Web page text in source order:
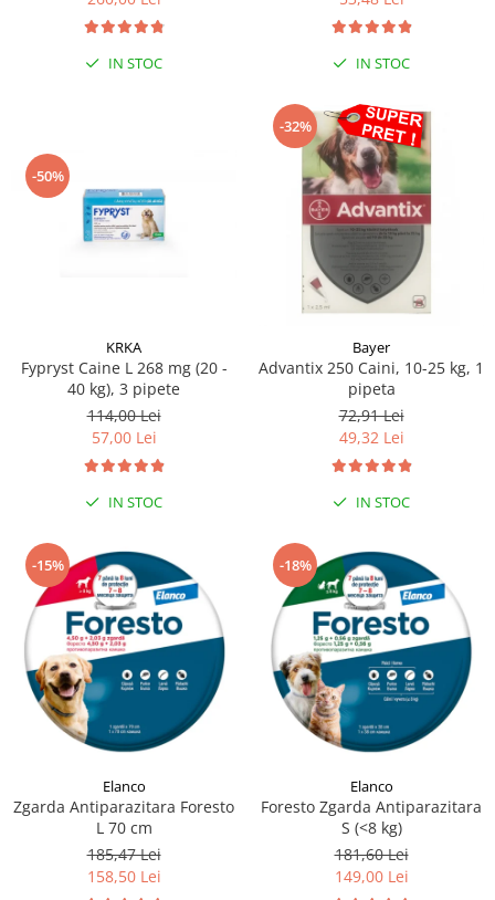
Sampoane si Balsamuri
Servetele Umede
Covorase absorbante
Igiena Interior
Perii si descalcitoare caini
Solutii Atractante si repelente
Custi transport - Pisici
Paturi, perne si cosuri pentru pisici
IN STOC IN STOC
-50%
KRKA
Fypryst Caine L 268 mg (20 -
40 kg), 3 pipete
114,00 Lei
57,00 Lei
IN STOC
-32%
Bayer
Advantix 250 Caini, 10-25 kg, 1
pipeta
72,91 Lei
49,32 Lei
IN STOC
-15%
Elanco
Zgarda Antiparazitara Foresto
L 70 cm
185,47 Lei
158,50 Lei
-18%
Elanco
Foresto Zgarda Antiparazitara
S (<8 kg)
181,60 Lei
149,00 Lei